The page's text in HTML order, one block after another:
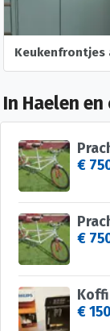
In Haelen
€
€
€